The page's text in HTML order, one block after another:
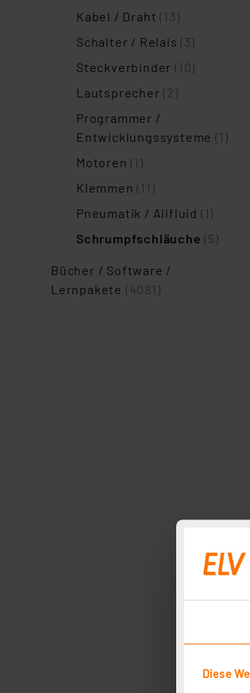
Diese
Kabel / Draht(13)
Schalter / Relais(3)
Steckverbinder(10)
Lautsprecher(2)
Programmer /
Entwicklungssysteme(1)
Motoren(1)
Klemmen(11)
Pneumatik / Allfluid (1)
Schrumpfschläuche(5)
Bücher / Software /
Lernpakete (4081)